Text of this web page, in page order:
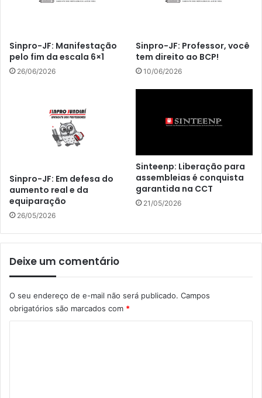
Sinpro-JF: Manifestação
pelo fim da escala 6×1
26/06/2026
Sinpro-JF: Professor, você
tem direito ao BCP!
10/06/2026
Sinpro-JF: Em defesa do
aumento real e da
equiparação
26/05/2026
Sinteenp: Liberação para
assembleias é conquista
garantida na CCT
21/05/2026
Deixe um comentário
O seu endereço de e-mail não será publicado. Campos
obrigatórios são marcados com *